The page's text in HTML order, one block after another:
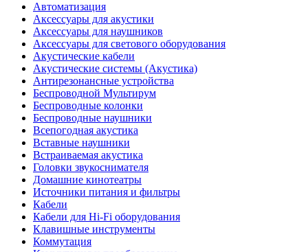
Автоматизация
Аксессуары для акустики
Аксессуары для наушников
Аксессуары для светового оборудования
Акустические кабели
Акустические системы (Акустика)
Антирезонансные устройства
Беспроводной Мультирум
Беспроводные колонки
Беспроводные наушники
Всепогодная акустика
Вставные наушники
Встраиваемая акустика
Головки звукоснимателя
Домашние кинотеатры
Источники питания и фильтры
Кабели
Кабели для Hi-Fi оборудования
Клавишные инструменты
Коммутация